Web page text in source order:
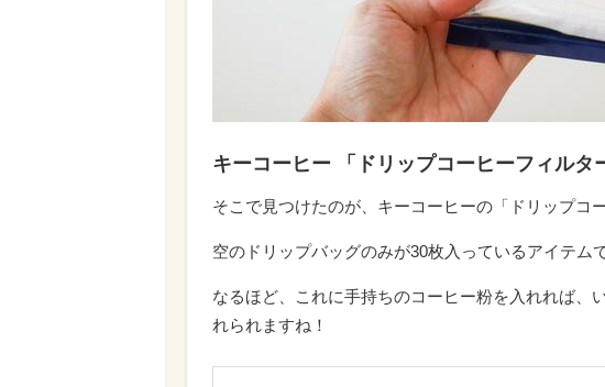
キーコーヒー 「ドリップコーヒーフィルタ
そこで見つけたのが、キーコーヒーの「ドリップコ
空のドリップバッグのみが30枚入っているアイテムで
なるほど、これに手持ちのコーヒー粉を入れれば、
れられますね！